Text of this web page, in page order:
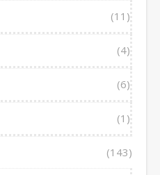
(11)
(4)
(6)
(1)
(143)